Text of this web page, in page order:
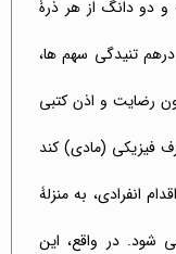
و دو دانگ از هر ذرۀ
تنیدگی سهم ها،
رضایت و اذن کتبی
فیزیکی (مادی) کند
انفرادی، به منزلۀ
شود. در واقع، این